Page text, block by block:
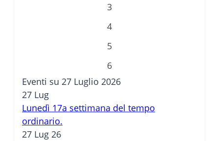
3
4
5
6
Eventi su 27 Luglio 2026
27 Lug
Lunedì 17a settimana del tempo
ordinario.
27 Lug 26